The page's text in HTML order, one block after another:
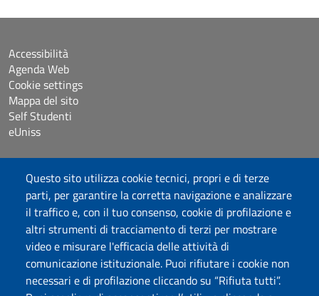
Questo sito utilizza cookie tecnici, propri e di terze
parti, per garantire la corretta navigazione e analizzare
il traffico e, con il tuo consenso, cookie di profilazione e
altri strumenti di tracciamento di terzi per mostrare
video e misurare l'efficacia delle attività di
comunicazione istituzionale. Puoi rifiutare i cookie non
necessari e di profilazione cliccando su “Rifiuta tutti”.
Università degli Studi di Sassari
Accessibilità
Agenda Web
Cookie settings
Mappa del sito
Self Studenti
eUniss
Dichiarazione di accessibilità
Posta elettronica @uniss.it
Protocollo
Seguici su